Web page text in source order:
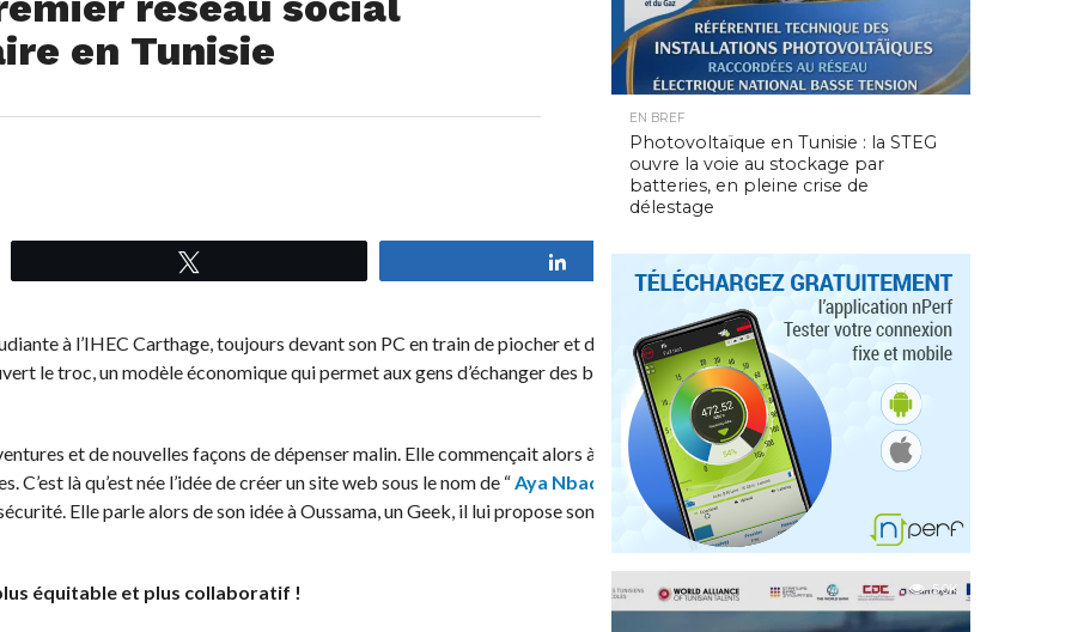
en Tunisie
Partagez 0
à l’IHEC Carthage, toujours devant son PC en train de piocher et de chercher les meilleurs bons
le troc, un modèle économique qui permet aux gens d’échanger des biens et des services sans
et de nouvelles façons de dépenser malin. Elle commençait alors à troquer ses fringues pour
là qu’est née l’idée de créer un site web sous le nom de “Aya Nbadlou ?
“ pour permettre aux
Elle parle alors de son idée à Oussama, un Geek, il lui propose son aide pour qu’elle puisse
équitable et plus collaboratif !
EN BREF
Photovoltaïque en Tunisie : la STEG
ouvre la voie au stockage par
batteries, en pleine crise de
délestage
5.0K